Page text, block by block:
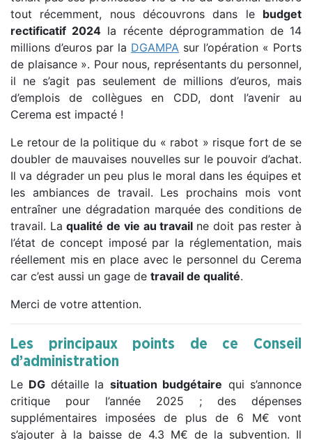
tout récemment, nous découvrons dans le budget
rectificatif 2024 la récente déprogrammation de 14
millions d’euros par la DGAMPA sur l’opération « Ports
de plaisance ». Pour nous, représentants du personnel,
il ne s’agit pas seulement de millions d’euros, mais
d’emplois de collègues en CDD, dont l’avenir au
Cerema est impacté !
Le retour de la politique du « rabot » risque fort de se
doubler de mauvaises nouvelles sur le pouvoir d’achat.
Il va dégrader un peu plus le moral dans les équipes et
les ambiances de travail. Les prochains mois vont
entraîner une dégradation marquée des conditions de
travail. Laqualité de vie au travail ne doit pas rester à
l’état de concept imposé par la réglementation, mais
réellement mis en place avec le personnel du Cerema
car c’est aussi un gage de travail de qualité.
Merci de votre attention.
Les principaux points de ce Conseil
d’administration
Le DG détaille la situation budgétaire qui s’annonce
critique pour l’année 2025 ; des dépenses
supplémentaires imposées de plus de 6 M€ vont
s’ajouter à la baisse de 4.3 M€ de la subvention. Il